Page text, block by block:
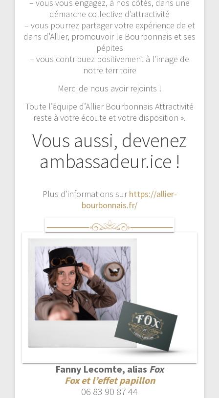
– vous vous engagez, à nos côtés, dans une
démarche collective d’attractivité
– vous pourrez partager votre expérience de et
dans d’Allier, promouvoir le Bourbonnais et ses
pépites
– vous contribuez positivement à l’image de
notre territoire
Merci de nous avoir rejoints !
Toute l’équipe d’Allier Bourbonnais Attractivité
reste à votre écoute et votre disposition ».
Vous aussi, devenez
ambassadeur.ice !
Plus d’informations surhttps://allier-
bourbonnais.fr/
Fanny Lecomte, alias Fox
Fox et l’effet papillon
06 83 90 87 44